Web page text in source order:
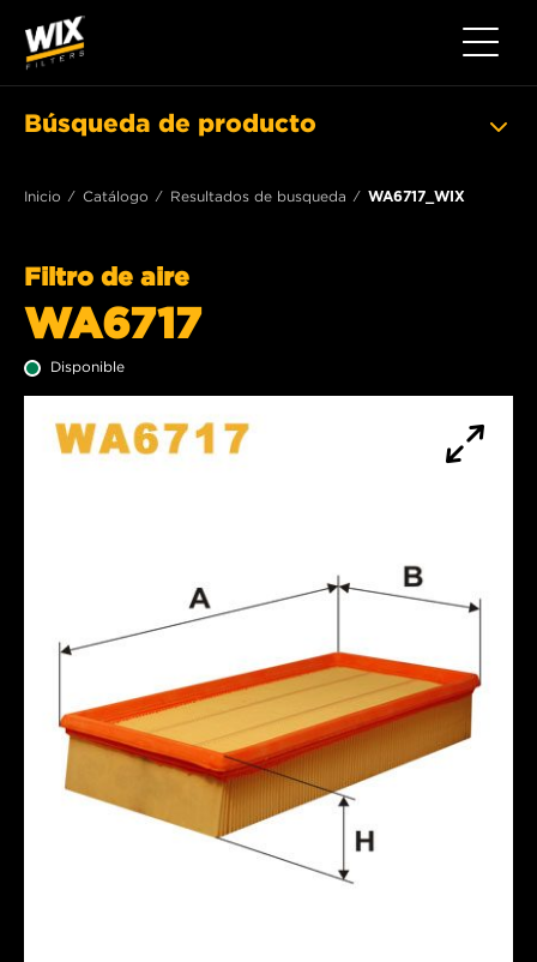
Toggle
Búsqueda de producto
Inicio Catálogo Resultados de busqueda WA6717_WIX
Filtro de aire
WA6717
Disponible